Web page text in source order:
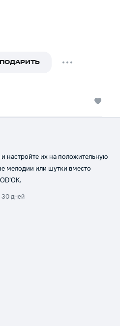
ПОДАРИТЬ
настройте их на положительную
мелодии или шутки вместо
30 дней